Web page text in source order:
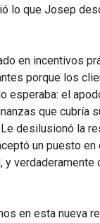
lo que Josep
en incentivos
porque los
esperaba: el
que cubría
desilusionó la
un puesto
verdaderamente
en esta nueva